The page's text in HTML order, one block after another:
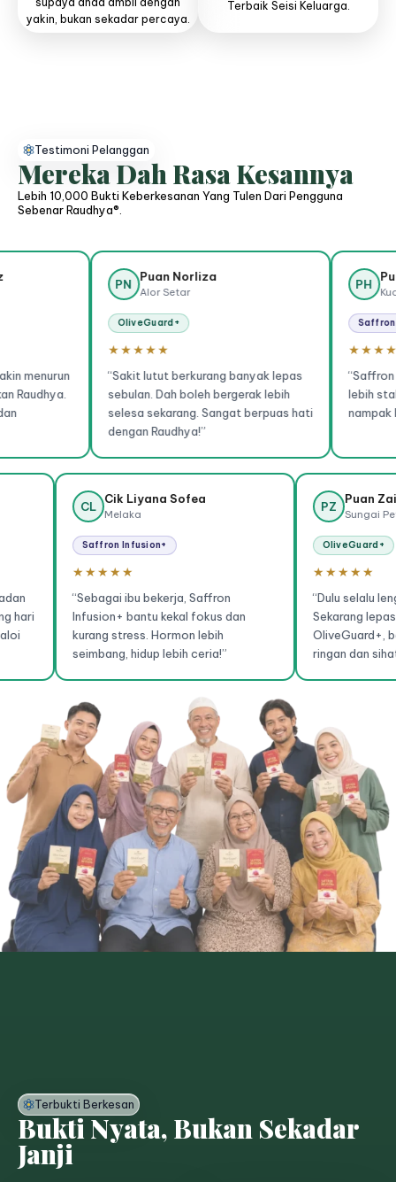
yakin, bukan sekadar percaya.
Terbaik Seisi Keluarga.
Testimoni Pelanggan
Mereka Dah Rasa Kesannya
Lebih 10,000 Bukti Keberkesanan Yang Tulen Dari Pengguna
Sebenar Raudhya®.
Puan Norliza
Alor Setar
OliveGuard+
“Sakit lutut berkurang banyak lepas
sebulan. Dah boleh bergerak lebih
selesa sekarang. Sangat berpuas hati
dengan Raudhya!”
Puan Hasmah
Kuala Lumpur
Saffron Infusion+
“Saffron Infusion+
lebih stabil, tidur
nampak lebih cerah
dulu. Badan
siang hari
berbaloi
CL
Cik Liyana Sofea
Saffron Infusion+
★★★★★
“Sebagai ibu bekerja, Saffron
Infusion+ bantu kekal fokus dan
kurang stress. Hormon lebih
seimbang, hidup lebih ceria!”
PZ
Terbukti Berkesan
Bukti Nyata, Bukan Sekadar
Janji